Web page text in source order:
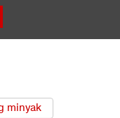
minyak